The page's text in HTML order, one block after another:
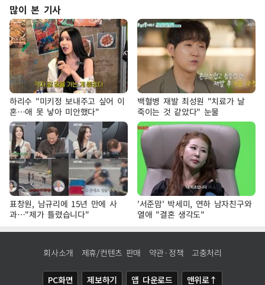
많이 본 기사
하리수 "미키정 보내주고 싶어 이
혼…애 못 낳아 미안했다"
백혈병 재발 최성원 "치료가 날
죽이는 것 같았다" 눈물
표창원, 남규리에 15년 만에 사
과…"제가 틀렸습니다"
'서준맘' 박세미, 연하 남자친구와
열애 "결혼 생각도"
회사소개 제휴/컨텐츠 판매 약관·정책 고충처리
PC화면 제보하기 앱 다운로드 맨위로↑